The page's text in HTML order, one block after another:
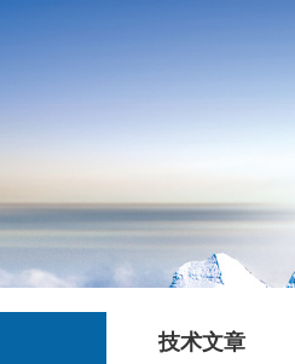
技术文章